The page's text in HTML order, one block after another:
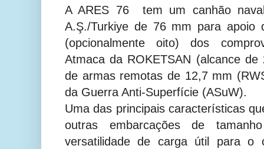
A ARES 76 tem um canhão
A.Ş./Turkiye de 76 mm para
(opcionalmente oito) dos
Atmaca da ROKETSAN (alcance
de armas remotas de 12,7 mm
da Guerra Anti-Superfície (ASuW).
Uma das principais características
outras embarcações de
versatilidade de carga útil para o